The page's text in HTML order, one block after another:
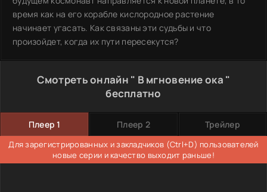
время как на его корабле кислородное растение
начинает угасать. Как связаны эти судьбы и что
произойдет, когда их пути пересекутся?
Смотреть онлайн " В мгновение ока "
бесплатно
Плеер 1 Плеер 2 Трейлер
Для зарегистрированных и закладчиков (Ctrl+D) пользователей
новые серии и качество выходит раньше!